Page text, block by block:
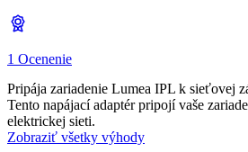
1 Ocenenie
Pripája zariadenie Lumea IPL k sieťovej
Tento napájací adaptér pripojí vaše
elektrickej sieti.
Zobraziť všetky výhody